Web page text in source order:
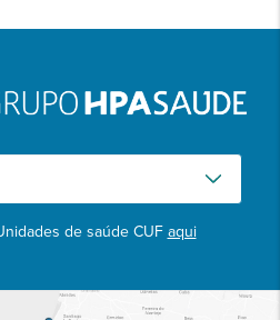
de saúde CUF aqui